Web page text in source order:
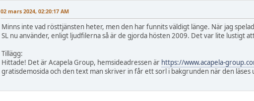
02 mars 2024, 02:20:17 AM
Minns inte vad rösttjänsten heter, men den har funnits väldigt länge. När jag
SL nu använder, enligt ljudfilerna så är de gjorda hösten 2009. Det var lite lustigt
Tillägg:
Hittade! Det är Acapela Group, hemsideadressen är https://www.acapela-
gratisdemosida och den text man skriver in får ett sorl i bakgrunden när den läses